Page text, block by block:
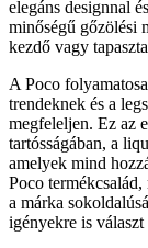
elegáns designnal
minőségű gőzölési
kezdő vagy
A Poco
trendeknek és a
megfeleljen. Ez az
tartósságában, a
amelyek mind
Poco
a márka
igényekre is